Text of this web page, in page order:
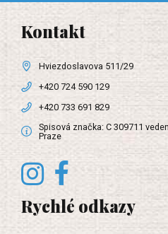
Kontakt
Hviezdoslavova 511/29
+420 724 590 129
+420 733 691 829
Spisová značka: C 309711
Praze
Rychlé odkazy